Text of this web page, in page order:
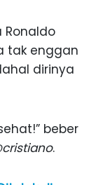
tak enggan
dirinya
beber
.